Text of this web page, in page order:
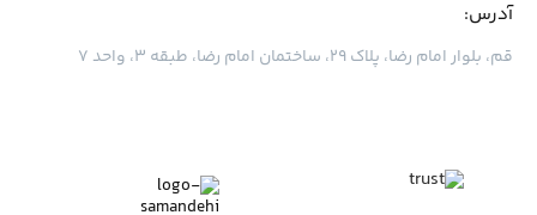
آدرس:
قم، بلوار امام رضا، پلاک ۲۹، ساختمان امام رضا، طبقه ۳، واحد ۷